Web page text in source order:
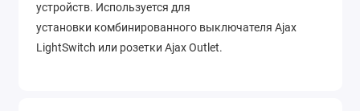
устройств. Используется для
установки комбинированного выключателя Ajax
LightSwitch или розетки Ajax Outlet.